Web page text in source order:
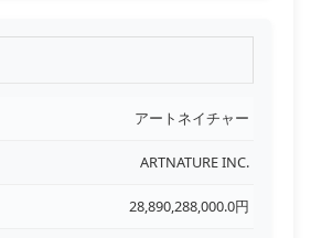
アートネイチャー
ARTNATURE INC.
28,890,288,000.0円